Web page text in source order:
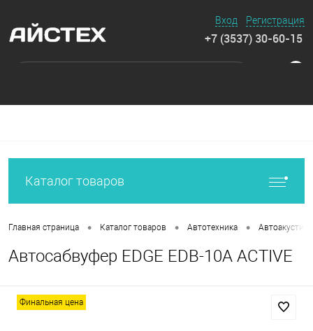
Вход Регистрация
+7 (3537) 30-60-15
Каталог товаров
Главная страница • Каталог товаров • Автотехника • Автоакустика
Автосабвуфер EDGE EDB-10A ACTIVE
Финальная цена